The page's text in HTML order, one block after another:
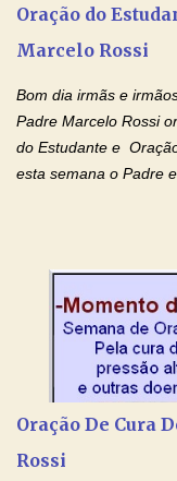
gerações, através de
genealógica. Que o
Oração do
Marcelo Rossi
Bom dia irmãs e
Padre Marcelo Rossi
do Estudante e
esta semana o Padre
intelectualmente e
amor Ágape de Jesus
Fique com a paz de
Fé Oração do
inteligente. Prova isto
o Senhor. Obrigado
de estudar. Mas,
sempre é fácil. A
Oração De Cura
Rossi